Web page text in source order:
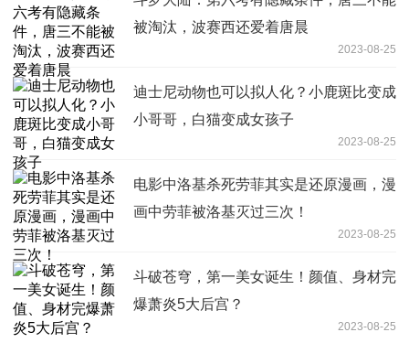
被淘汰，波赛西还爱着唐晨
2023-08-25
迪士尼动物也可以拟人化？小鹿斑比变成
小哥哥，白猫变成女孩子
2023-08-25
电影中洛基杀死劳菲其实是还原漫画，漫
画中劳菲被洛基灭过三次！
2023-08-25
斗破苍穹，第一美女诞生！颜值、身材完
爆萧炎5大后宫？
2023-08-25